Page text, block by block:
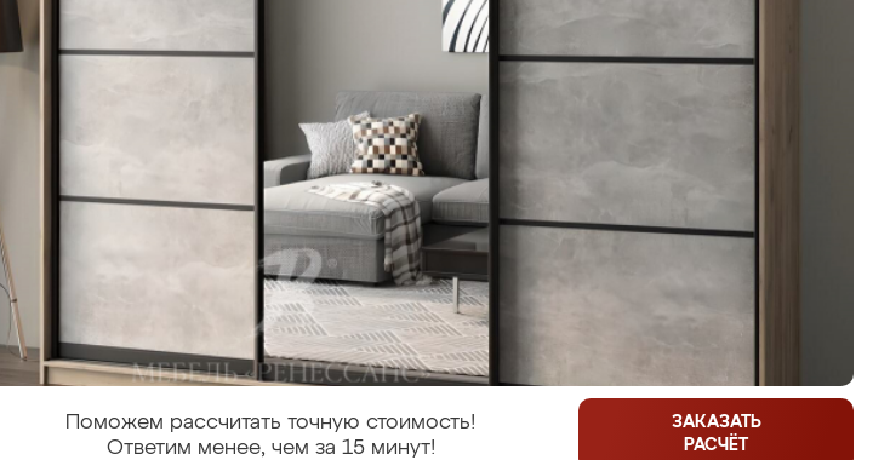
Поможем рассчитать точную стоимость!
Ответим менее, чем за 15 минут!
ЗАКАЗАТЬ
РАСЧЁТ